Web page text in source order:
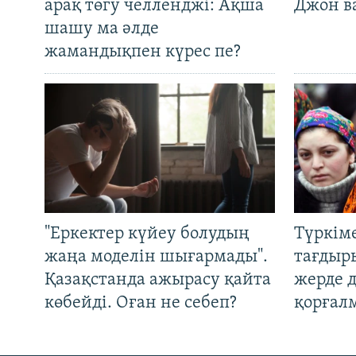
арақ төгу челленджі: Ақша
шашу ма әлде
жамандықпен күрес пе?
Джон
"Еркектер күйеу болудың
жаңа моделін шығармады".
Қазақстанда ажырасу қайта
көбейді. Оған не себеп?
жерде